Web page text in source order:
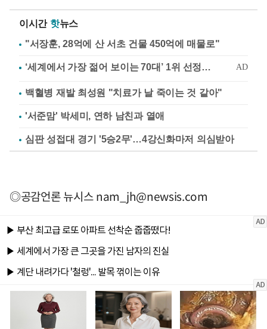
이시간 핫뉴스
"서장훈, 28억에 산 서초 건물 450억에 매물로"
백혈병 재발 최성원 "치료가 날 죽이는 것 같아"
'서준맘' 박세미, 연하 남친과 열애
심판 성접대 경기 '5승2무'…4강신화마저 의심받아
◎공감언론 뉴시스nam_jh@newsis.com